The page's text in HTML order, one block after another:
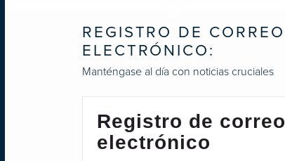
REGISTRO DE CORREO
ELECTRÓNICO:
Manténgase al día con noticias cruciales
Registro de correo
electrónico